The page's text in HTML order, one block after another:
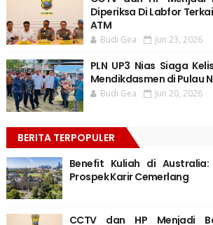
Diperiksa Di Labfor
ATM
Budi Gea Jun 23, 2026
PLN UP3 Nias Siaga
Mendikdasmen di Pulau
Budi Gea Jun 20, 2026
BERITA TERPOPULER
Benefit Kuliah di
Prospek Karir Cemerlang
CCTV dan HP Menjadi